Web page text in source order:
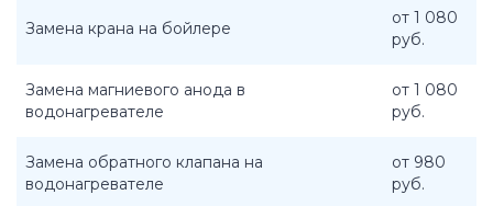
Замена крана на бойлере
от 1 080
руб.
Замена магниевого анода в
водонагревателе
от 1 080
руб.
Замена обратного клапана на
водонагревателе
от 980
руб.